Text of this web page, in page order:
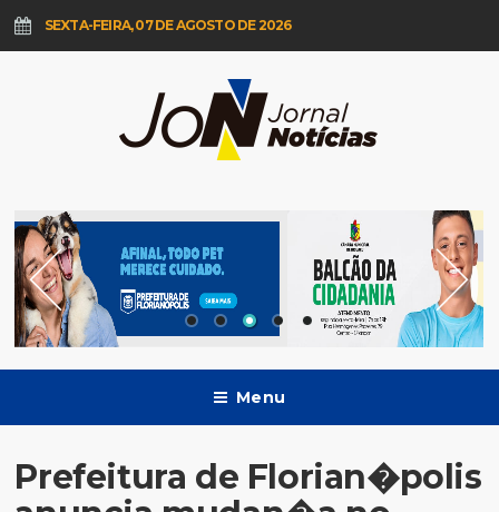
SEXTA-FEIRA, 07 DE AGOSTO DE 2026
Menu
Prefeitura de Florian�polis